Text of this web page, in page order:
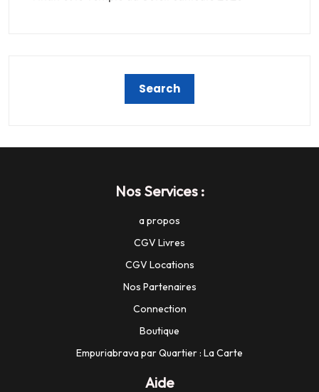
Nos Services :
a propos
CGV Livres
CGV Locations
Nos Partenaires
Connection
Boutique
Empuriabrava par Quartier : La Carte
Aide